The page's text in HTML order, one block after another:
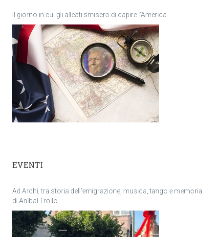
Il giorno in cui gli alleati smisero di capire l’America
EVENTI
Ad Archi, tra storia dell’emigrazione, musica, tango e memoria
di Anìbal Troilo